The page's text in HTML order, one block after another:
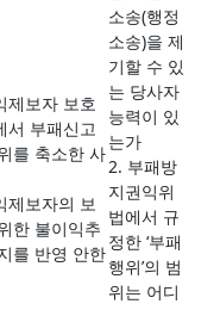
보자 보호
서 부패신고
를 축소한 사
보자의 보
한 불이익추
를 반영 안한
소송(행정
소송)을 제
기할 수 있
는 당사자
능력이 있
는가
2. 부패방
지권익위
법에서 규
정한 ‘부패
행위’의 범
위는 어디